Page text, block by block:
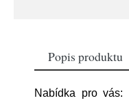
Popis produktu
Nabídka pro vás: